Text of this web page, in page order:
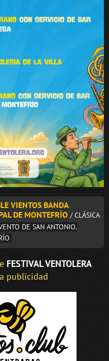
VIENTOS BANDA
DE MONTEFRÍO / CLÁSICA
DE SAN ANTONIO.
FESTIVAL VENTOLERA
publicidad